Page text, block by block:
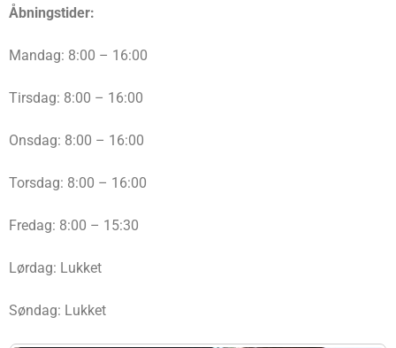
Åbningstider:
Mandag: 8:00 – 16:00
Tirsdag: 8:00 – 16:00
Onsdag: 8:00 – 16:00
Torsdag: 8:00 – 16:00
Fredag: 8:00 – 15:30
Lørdag: Lukket
Søndag: Lukket